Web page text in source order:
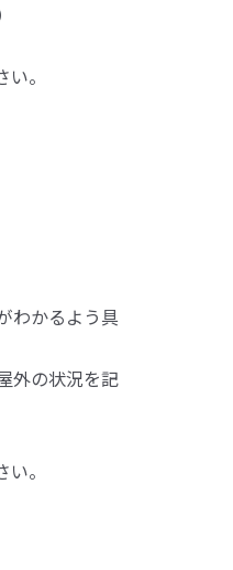
。
わかるよう具
外の状況を記
。